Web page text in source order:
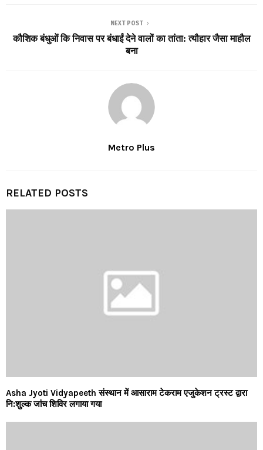
NEXT POST
कौशिक बंधुओं कि निवास पर बंधाईं देने वालों का तांता: त्यौहार जैसा माहौल
बना
Metro Plus
RELATED POSTS
Asha Jyoti Vidyapeeth संस्थान में आसाराम टेकराम एजुकेशन ट्रस्ट द्वारा
नि:शुल्क जांच शिविर लगाया गया